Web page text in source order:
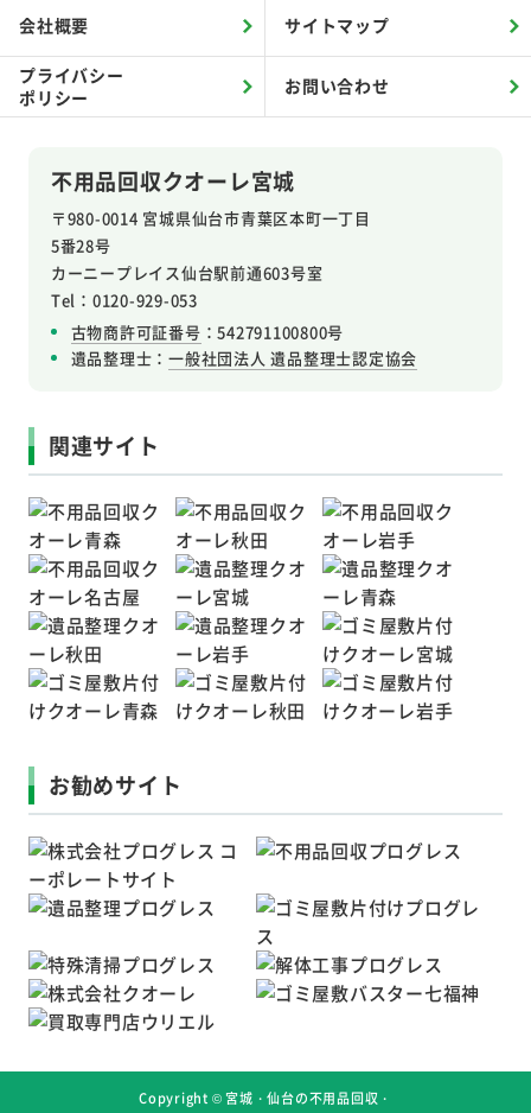
不用品回収クオーレ宮城
〒980-0014 宮城県仙台市青葉区本町一丁目
5番28号
カーニープレイス仙台駅前通603号室
Tel：0120-929-053
古物商許可証番号 ：542791100800号
遺品整理士： 一般社団法人 遺品整理士認定協会
会社概要 サイトマップ
プライバシー
ポリシー
お問い合わせ
関連サイト
お勧めサイト
Copyright ©宮城・仙台の不用品回収・